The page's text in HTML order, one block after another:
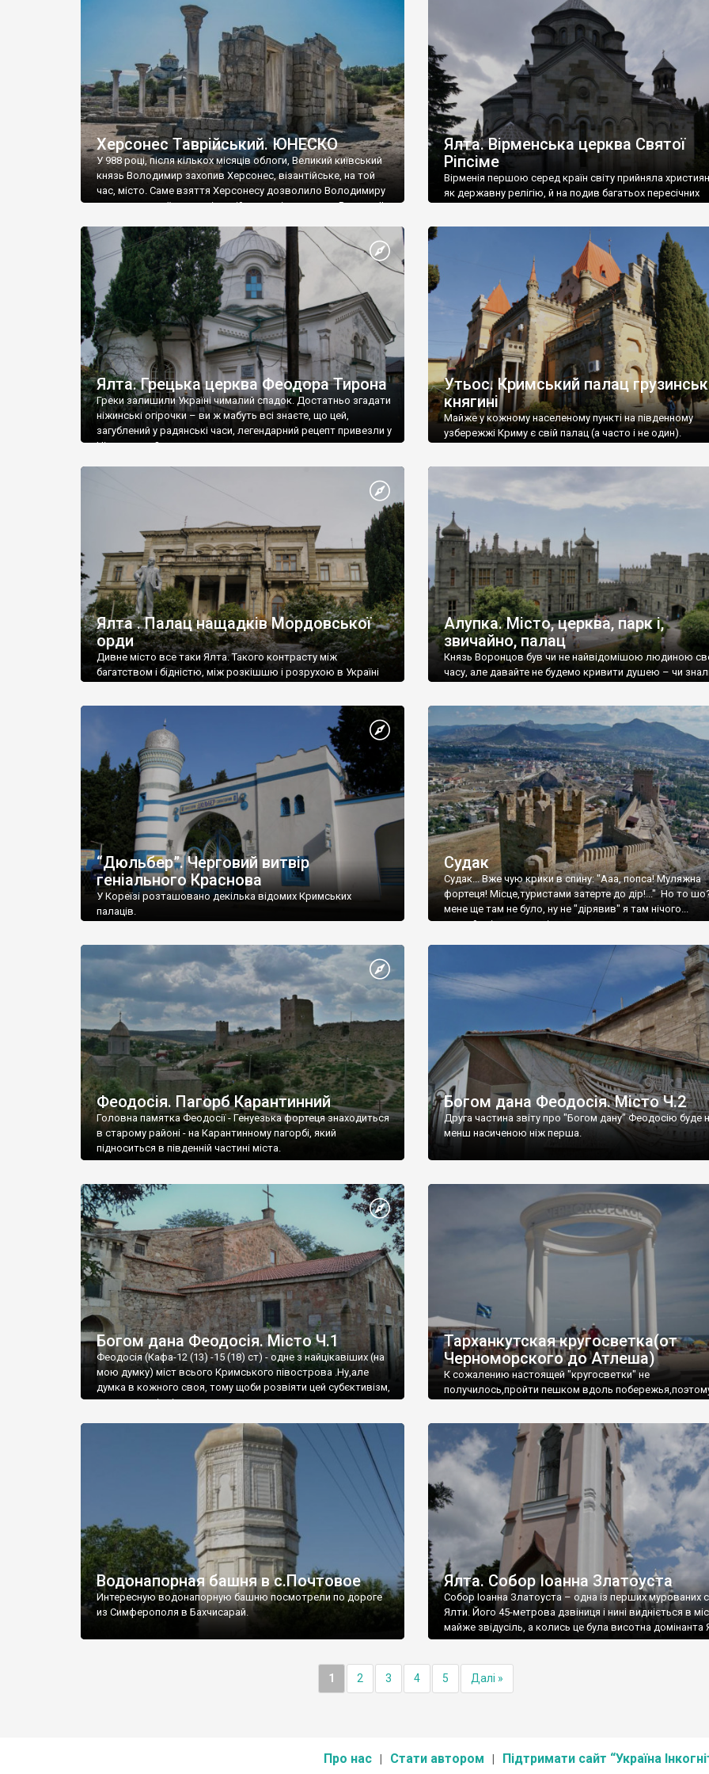
візантійської доби. Раритети викрадені з фондів об’єкту
культурної спадщини ЮНЕСКО «Херсонеса Таврійського».
Офіційно – на виставку «Золото Візантії», але експерти та
влада в Україні вважають це лише […]
називаються «повстяками» (postaki)…” “Вино. Крим
виробляє відмінне вино і його вдосталь: воно все
легке біле і дуже […]
Херсонес Таврійський. ЮНЕСКО
У 988 році, після кількох місяців облоги, Великий київський
князь Володимир захопив Херсонес, візантійське, на той
час, місто. Саме взяття Херсонесу дозволило Володимиру
диктувати свої умови візантійському імператору Василю ІІ,
Херсонесі Володимир-язичник, став Василем-
християнином. А потім було Хрещення Русі. На честь
Херсонесу Таврійського названо місто […]
Ялта. Вірменська церква Святої
Ріпсіме
Вірменія першою серед країн світу прийняла
як державну релігію, й на подив багатьох пересічних
Ялта. Грецька церква Феодора Тирона
Греки залишили Україні чималий спадок. Достатньо згадати
ніжинські огірочки – ви ж мабуть всі знаєте, що цей,
загублений у радянські часи, легендарний рецепт привезли у
Ніжин греки?
Утьос. Кримський палац
княгині
Майже у кожному населеному пункті на південному
узбережжі Криму є свій палац (а часто і не один).
Ялта . Палац нащадків Мордовської
орди
Дивне місто все таки Ялта. Такого контрасту між
багатством і бідністю, між розкішшю і розрухою в Україні
Алупка. Місто, церква, парк і,
звичайно, палац
Князь Воронцов був чи не найвідомішою людиною
часу, але давайте не будемо кривити душею – чи
“Дюльбер”. Черговий витвір
геніального Краснова
У Кореїзі розташовано декілька відомих Кримських
палаців.
Судак
Судак... Вже чую крики в спину: "Ааа, попса! Муляжна
фортеця! Місце,туристами затерте до дір!..." Но то
мене ще там не було, ну не "дірявив" я там нічого...
принаймні до цього літа.
Феодосія. Пагорб Карантинний
Головна памятка Феодосії - Генуезька фортеця знаходиться
в старому районі - на Карантинному пагорбі, який
підноситься в південній частині міста.
Богом дана Феодосія. Місто Ч.2
Друга частина звіту про "Богом дану" Феодосію буде
менш насиченою ніж перша.
Богом дана Феодосія. Місто Ч.1
Феодосія (Кафа-12 (13) -15 (18) ст) - одне з найцікавіших (на
мою думку) міст всього Кримського півострова .Ну,але
думка в кожного своя, тому щоби розвіяти цей субєктивізм,
запрошую відвідати це
Тарханкутская кругосветка(от
Черноморского до Атлеша)
К сожалению настоящей "кругосветки" не
получилось,пройти пешком вдоль
Водонапорная башня в с.Почтовое
Интересную водонапорную башню посмотрели по дороге
из Симферополя в Бахчисарай.
Ялта. Собор Іоанна Златоуста
Собор Іоанна Златоуста – одна із перших мурованих
Ялти. Його 45-метрова дзвіниця і нині видніється в
майже звідусіль, а колись це була висотна домінанта
1 2 3 4 5 Далі »
Про нас Стати автором Підтримати сайт “Україна